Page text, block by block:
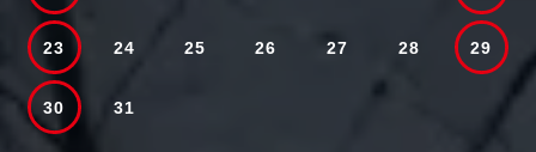
23 24 25 26 27 28 29
30 31